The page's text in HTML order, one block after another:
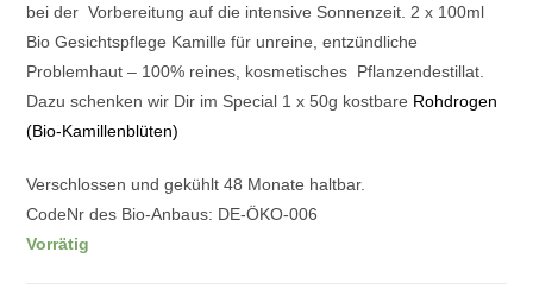
bei der Vorbereitung auf die intensive Sonnenzeit. 2 x 100ml
Bio Gesichtspflege Kamille für unreine, entzündliche
Problemhaut – 100% reines, kosmetisches Pflanzendestillat.
Dazu schenken wir Dir im Special 1 x 50g kostbare Rohdrogen
(Bio-Kamillenblüten)
Verschlossen und gekühlt 48 Monate haltbar.
CodeNr des Bio-Anbaus: DE-ÖKO-006
Vorrätig